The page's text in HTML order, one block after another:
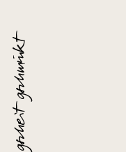
gscheit gschminkt